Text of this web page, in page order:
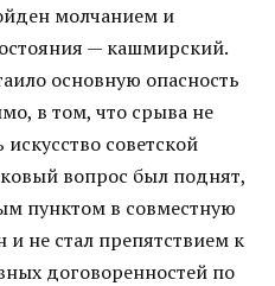
молчанием и
— кашмирский.
основную опасность
в том, что срыва не
советской
вопрос был поднят,
пунктом в совместную
не стал препятствием к
договоренностей по